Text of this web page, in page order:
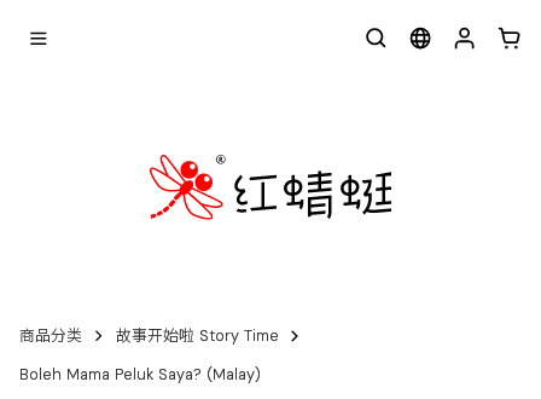
商品分类
故事开始啦 Story Time
Boleh Mama Peluk Saya? (Malay)